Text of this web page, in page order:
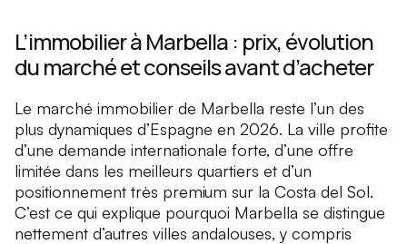
L’immobilier à Marbella : prix, évolution
du marché et conseils avant d’acheter
Le marché immobilier de Marbella reste l’un des
plus dynamiques d’Espagne en 2026. La ville profite
d’une demande internationale forte, d’une offre
limitée dans les meilleurs quartiers et d’un
positionnement très premium sur la Costa del Sol.
C’est ce qui explique pourquoi Marbella se distingue
nettement d’autres villes andalouses, y compris